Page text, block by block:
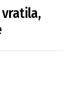
vratila,